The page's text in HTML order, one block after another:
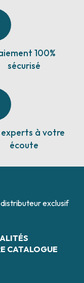
100%
sécurisé
experts à votre
écoute
exclusif
CATALOGUE